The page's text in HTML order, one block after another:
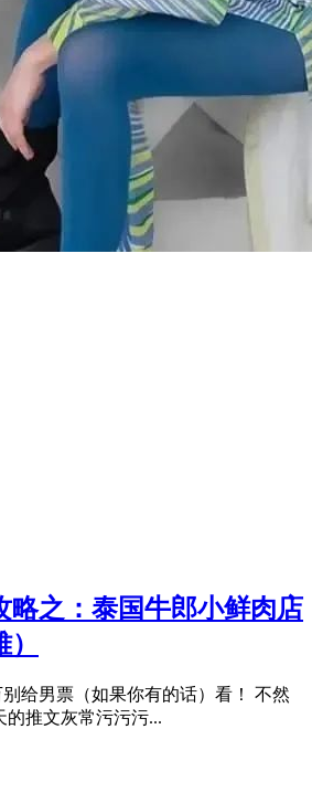
略之：泰国牛郎小鲜肉店
给男票（如果你有的话）看！ 不然
的推文灰常污污污...